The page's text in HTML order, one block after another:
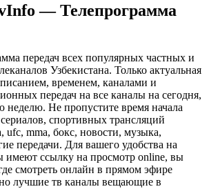
— Телепрограмма
передач всех популярных частных и
Узбекистана. Только актуальная
временем, каналами и
передач на все каналы на сегодня,
неделю. Не пропустите время начала
спортивных трансляций
ufc, mma, бокс, новости, музыка,
передачи. Для вашего удобства на
имеют ссылку на просмотр online, вы
где смотреть онлайн в прямом эфире
лучшие тв каналы вещающие в